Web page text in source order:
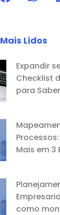
Mais Lidos
Expandir
Checklist
para
Mais em 3
como